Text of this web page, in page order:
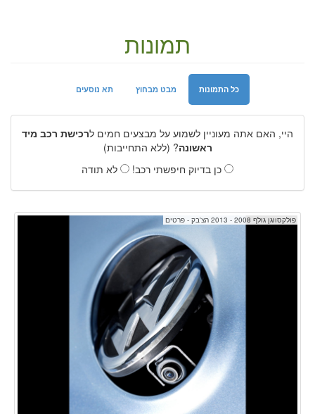
תמונות
תא נוסעים מבט מבחוץ כל התמונות
היי, האם אתה מעוניין לשמוע על מבצעים חמים לרכישת רכב מיד
ראשונה? (ללא התחייבות)
כן בדיוק חיפשתי רכב!
לא תודה
פולקסווגן גולף 2008 - 2013 הצ'בק - פרטים